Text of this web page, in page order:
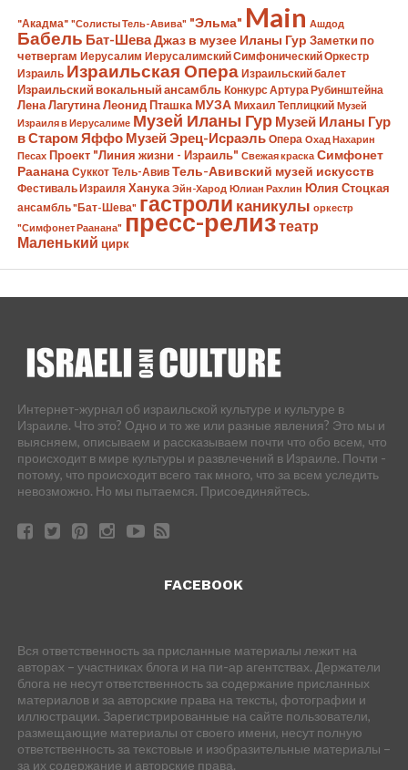
"Акадма" "Солисты Тель-Авива" "Эльма" Main Ашдод
Бабель Бат-ШеваДжаз в музее Иланы Гур Заметки по
четвергам Иерусалим Иерусалимский Симфонический Оркестр
Израиль Израильская Опера Израильский балет
Израильский вокальный ансамбль Конкурс Артура Рубинштейна
Лена Лагутина Леонид Пташка МУЗА Михаил Теплицкий Музей
Израиля в Иерусалиме Музей Иланы Гур Музей Иланы Гур
в Старом Яффо Музей Эрец-Исраэль Опера Охад Нахарин
Песах Проект "Линия жизни - Израиль" Свежая краска Симфонет
Раанана Суккот Тель-Авив Тель-Авивский музей искусств
Фестиваль Израиля Ханука Эйн-Харод Юлиан Рахлин Юлия Стоцкая
ансамбль "Бат-Шева" гастроли каникулы оркестр
"Симфонет Раанана" пресс-релизтеатр
Маленький цирк
Интернет-журнал об израильской культуре и культуре в
Израиле. Что это? Одно и то же или разные явления? Это мы и
выясняем, описываем и рассказываем почти что обо всем, что
происходит в мире культуры и развлечений в Израиле. Почти -
потому, что происходит всего так много, что за всем уследить
невозможно. Но мы пытаемся. Присоединяйтесь.
FACEBOOK
Вся ответственность за присланные материалы лежит на
авторах – участниках блога и на пи-ар агентствах. Держатели
блога не несут ответственность за содержание присланных
материалов и за авторские права на тексты, фотографии и
иллюстрации. Зарегистрированные на сайте пользователи,
размещающие материалы от своего имени, несут полную
ответственность за текстовые и изобразительные материалы –
за их содержание и авторские права.